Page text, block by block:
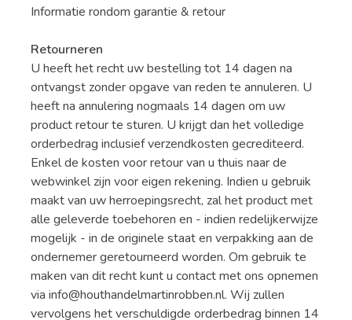
Informatie rondom garantie & retour
Retourneren
U heeft het recht uw bestelling tot 14 dagen na
ontvangst zonder opgave van reden te annuleren. U
heeft na annulering nogmaals 14 dagen om uw
product retour te sturen. U krijgt dan het volledige
orderbedrag inclusief verzendkosten gecrediteerd.
Enkel de kosten voor retour van u thuis naar de
webwinkel zijn voor eigen rekening. Indien u gebruik
maakt van uw herroepingsrecht, zal het product met
alle geleverde toebehoren en - indien redelijkerwijze
mogelijk - in de originele staat en verpakking aan de
ondernemer geretourneerd worden. Om gebruik te
maken van dit recht kunt u contact met ons opnemen
via info@houthandelmartinrobben.nl. Wij zullen
vervolgens het verschuldigde orderbedrag binnen 14